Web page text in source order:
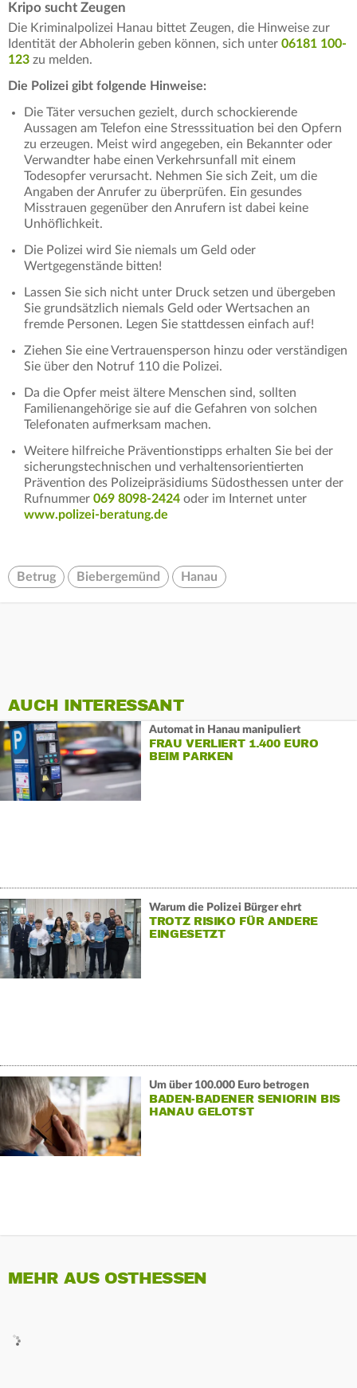
Kripo sucht Zeugen
Die Kriminalpolizei Hanau bittet Zeugen, die Hinweise zur
Identität der Abholerin geben können, sich unter 06181 100-
123 zu melden.
Die Polizei gibt folgende Hinweise:
Die Täter versuchen gezielt, durch schockierende
Aussagen am Telefon eine Stresssituation bei den Opfern
zu erzeugen. Meist wird angegeben, ein Bekannter oder
Verwandter habe einen Verkehrsunfall mit einem
Todesopfer verursacht. Nehmen Sie sich Zeit, um die
Angaben der Anrufer zu überprüfen. Ein gesundes
Misstrauen gegenüber den Anrufern ist dabei keine
Unhöflichkeit.
Die Polizei wird Sie niemals um Geld oder
Wertgegenstände bitten!
Lassen Sie sich nicht unter Druck setzen und übergeben
Sie grundsätzlich niemals Geld oder Wertsachen an
fremde Personen. Legen Sie stattdessen einfach auf!
Ziehen Sie eine Vertrauensperson hinzu oder verständigen
Sie über den Notruf 110 die Polizei.
Da die Opfer meist ältere Menschen sind, sollten
Familienangehörige sie auf die Gefahren von solchen
Telefonaten aufmerksam machen.
Weitere hilfreiche Präventionstipps erhalten Sie bei der
sicherungstechnischen und verhaltensorientierten
Prävention des Polizeipräsidiums Südosthessen unter der
Rufnummer 069 8098-2424 oder im Internet unter
www.polizei-beratung.de
Betrug Biebergemünd Hanau
AUCH INTERESSANT
Automat in Hanau manipuliert
FRAU VERLIERT 1.400 EURO
BEIM PARKEN
Warum die Polizei Bürger ehrt
TROTZ RISIKO FÜR ANDERE
EINGESETZT
Um über 100.000 Euro betrogen
BADEN-BADENER SENIORIN BIS
HANAU GELOTST
MEHR AUS OSTHESSEN